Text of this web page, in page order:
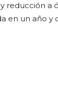
reducción a
en un año y